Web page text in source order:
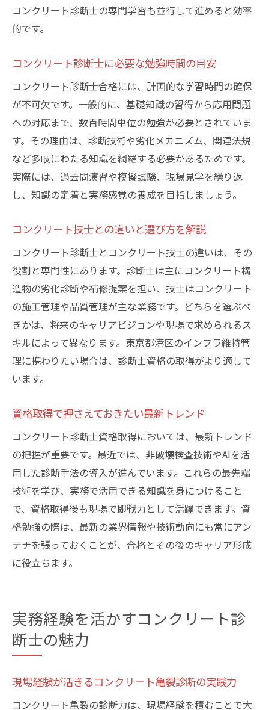
コンクリート診断士の専門学習も並行して進めると効率
的です。
コンクリート診断士に必要な勉強時間の目安
コンクリート診断士合格には、計画的な学習時間の確保
が不可欠です。一般的に、基礎知識の習得から応用問題
への対応まで、数百時間単位の勉強が必要とされていま
す。その理由は、診断技術や劣化メカニズム、関連法規
など多岐にわたる知識を網羅する必要があるためです。
実際には、過去問演習や模擬試験、現場見学を繰り返
し、知識の定着と実務感覚の養成を目指しましょう。
コンクリート技士との違いと選び方を解説
コンクリート診断士とコンクリート技士の違いは、その
役割と専門性にあります。診断士は主にコンクリート構
造物の劣化診断や補修提案を担い、技士はコンクリート
の施工管理や品質管理が主な業務です。どちらを選ぶべ
きかは、将来のキャリアビジョンや現場で求められるス
キルによって異なります。東京都港区のインフラ維持管
理に携わりたい場合は、診断士資格の取得がより適して
います。
資格取得で押さえておきたい最新トレンド
コンクリート診断士資格取得においては、最新トレンド
の把握が重要です。最近では、非破壊検査技術やAIを活
用した診断手法の導入が進んでいます。これらの最先端
技術を学び、実務で活用できる知識を身につけること
で、資格取得後も現場で即戦力として活躍できます。資
格勉強の際は、最新の業界情報や技術動向にも常にアン
テナを張っておくことが、合格とその後のキャリア形成
に役立ちます。
実務経験を活かすコンクリート診
断士の魅力
現場経験が活きるコンクリート亀裂診断の実践力
コンクリート亀裂の診断力は、現場経験を積むことで大